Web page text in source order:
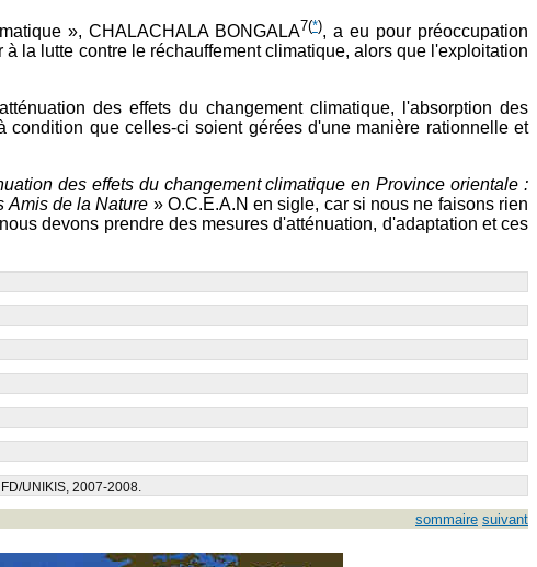
», CHALACHALA BONGALA7(*), a eu pour préoccupation
la lutte contre le réchauffement climatique, alors que l'exploitation
des effets du changement climatique, l'absorption des
que celles-ci soient gérées d'une manière rationnelle et
des effets du changement climatique en Province orientale :
Amis de la Nature » O.C.E.A.N en sigle, car si nous ne faisons rien
devons prendre des mesures d'atténuation, d'adaptation et ces
UNIKIS, 2007-2008.
sommaire suivant